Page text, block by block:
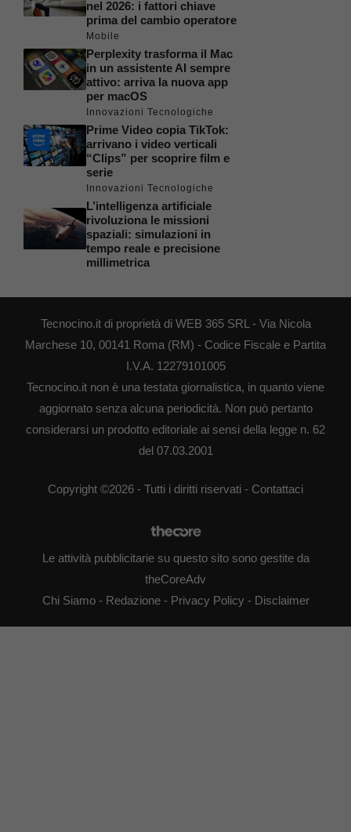
nel 2026: i fattori chiave
prima del cambio operatore
Mobile
Perplexity trasforma il Mac
in un assistente AI sempre
attivo: arriva la nuova app
per macOS
Innovazioni Tecnologiche
Prime Video copia TikTok:
arrivano i video verticali
“Clips” per scoprire film e
serie
Innovazioni Tecnologiche
L’intelligenza artificiale
rivoluziona le missioni
spaziali: simulazioni in
tempo reale e precisione
millimetrica
Tecnocino.it di proprietà di WEB 365 SRL - Via Nicola
Marchese 10, 00141 Roma (RM) - Codice Fiscale e Partita
I.V.A. 12279101005
Tecnocino.it non è una testata giornalistica, in quanto viene
aggiornato senza alcuna periodicità. Non può pertanto
considerarsi un prodotto editoriale ai sensi della legge n. 62
del 07.03.2001
Copyright ©2026 - Tutti i diritti riservati - Contattaci
Le attività pubblicitarie su questo sito sono gestite da
theCoreAdv
Chi Siamo- Redazione- Privacy Policy - Disclaimer